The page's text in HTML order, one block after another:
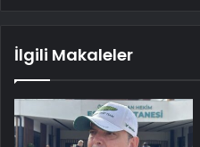
İlgili Makaleler